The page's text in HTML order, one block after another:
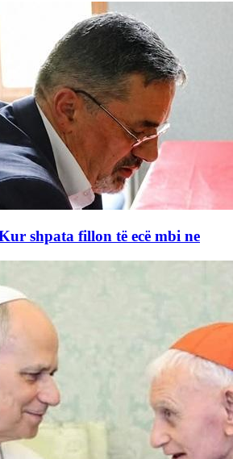
shpata fillon të ecë mbi ne